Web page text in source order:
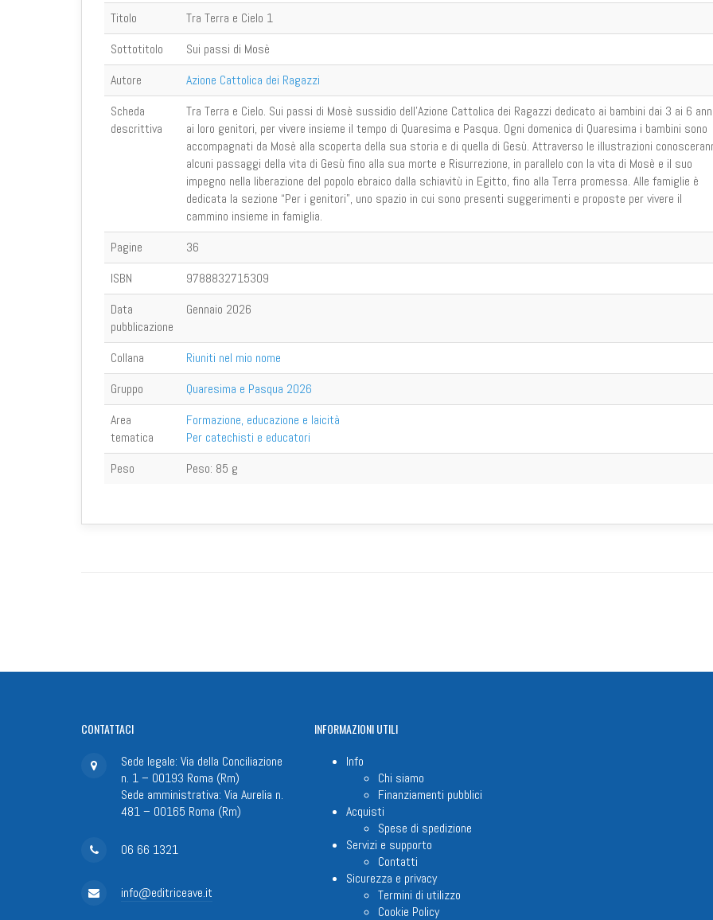
Titolo
Tra Terra e Cielo 1
Sottotitolo
Sui passi di Mosè
Autore
Azione Cattolica dei Ragazzi
Scheda
descrittiva
Tra Terra e Cielo. Sui passi di Mosè sussidio dell’Azione Cattolica dei Ragazzi dedicato ai bambini dai 3 ai 6
ai loro genitori, per vivere insieme il tempo di Quaresima e Pasqua. Ogni domenica di Quaresima i bambini sono
accompagnati da Mosè alla scoperta della sua storia e di quella di Gesù. Attraverso le illustrazioni
alcuni passaggi della vita di Gesù fino alla sua morte e Risurrezione, in parallelo con la vita di Mosè e il suo
impegno nella liberazione del popolo ebraico dalla schiavitù in Egitto, fino alla Terra promessa. Alle famiglie è
dedicata la sezione “Per i genitori”, uno spazio in cui sono presenti suggerimenti e proposte per vivere il
cammino insieme in famiglia.
Pagine
36
ISBN
9788832715309
Data
pubblicazione
Gennaio 2026
Collana
Riuniti nel mio nome
Gruppo
Quaresima e Pasqua 2026
Area
tematica
Formazione, educazione e laicità
Per catechisti e educatori
Peso
Peso: 85 g
CONTATTACI
Sede legale: Via della Conciliazione
n. 1 – 00193 Roma (Rm)
Sede amministrativa: Via Aurelia n.
481 – 00165 Roma (Rm)
06 66 1321
info@editriceave.it
INFORMAZIONIUTILI
Info
Chi siamo
Finanziamenti pubblici
Acquisti
Spese di spedizione
Servizi e supporto
Contatti
Sicurezza e privacy
Termini di utilizzo
Cookie Policy